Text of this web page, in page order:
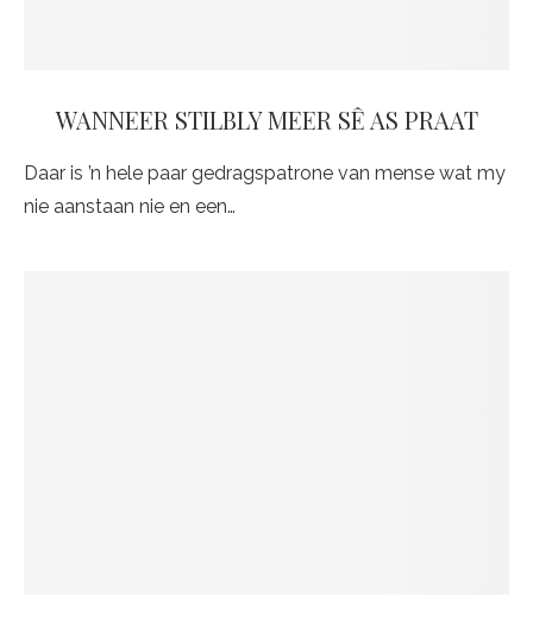
WANNEER STILBLY MEER SÊ AS PRAAT
Daar is ’n hele paar gedragspatrone van mense wat my
nie aanstaan nie en een…